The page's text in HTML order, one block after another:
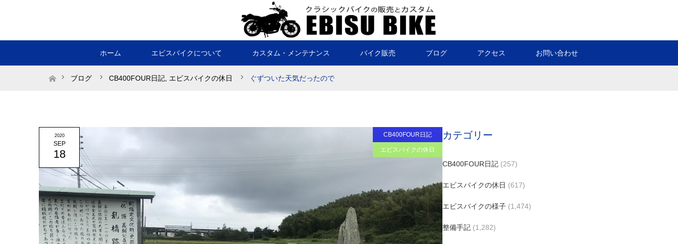
ホーム エビスバイクについて カスタム・メンテナンス バイク販売 ブログ アクセス お問い合わせ
ホームブログ CB400FOUR日記 エビスバイクの休日 ぐずついた天気だったので
2020
SEP
18
CB400FOUR日記
エビスバイクの休日
カテゴリー
CB400FOUR日記 (257)
エビスバイクの休日 (617)
エビスバイクの様子 (1,474)
整備手記 (1,282)